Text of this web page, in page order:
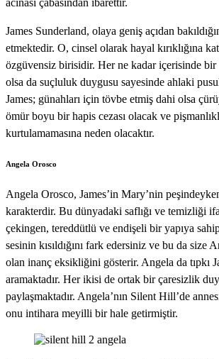
acınası çabasından ibarettir.
James Sunderland, olaya geniş açıdan
etmektedir. O, cinsel olarak hayal kırıklığına
özgüvensiz birisidir. Her ne kadar içerisinde bir
olsa da suçluluk duygusu sayesinde ahlaki
James; günahları için tövbe etmiş dahi olsa
ömür boyu bir hapis cezası olacak ve
kurtulamamasına neden olacaktır.
Angela Orosco
Angela Orosco, James’in Mary’nin
karakterdir. Bu dünyadaki saflığı ve temizliği
çekingen, tereddütlü ve endişeli bir yapıya
sesinin kısıldığını fark edersiniz ve bu da size
olan inanç eksikliğini gösterir. Angela da tıpkı
aramaktadır. Her ikisi de ortak bir çaresizlik
paylaşmaktadır. Angela’nın Silent Hill’de
onu intihara meyilli bir hale getirmiştir.